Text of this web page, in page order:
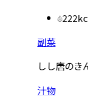
222kcal
副菜
しし唐のきん
汁物